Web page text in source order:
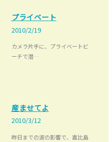
プライベート
2010/2/19
カメラ片手に、プライベートビ
ーチで潜…
産ませてよ
2010/3/12
昨日までの波の影響で、嘉比島